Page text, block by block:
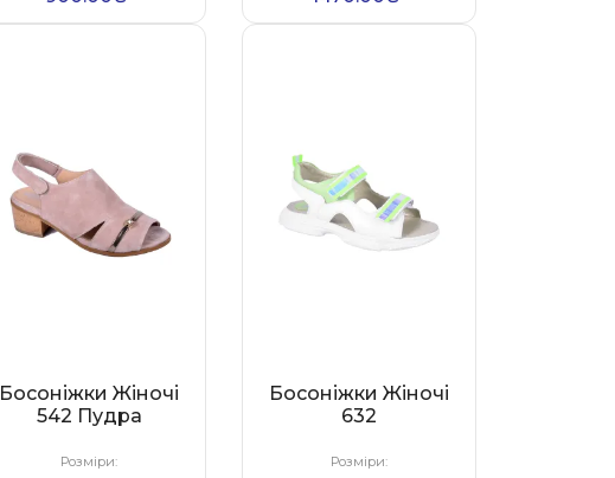
Босоніжки Жіночі
542 Пудра
Розміри:
Босоніжки Жіночі
632
Розміри: